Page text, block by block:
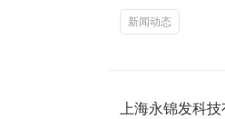
新闻动态
上海永锦发科